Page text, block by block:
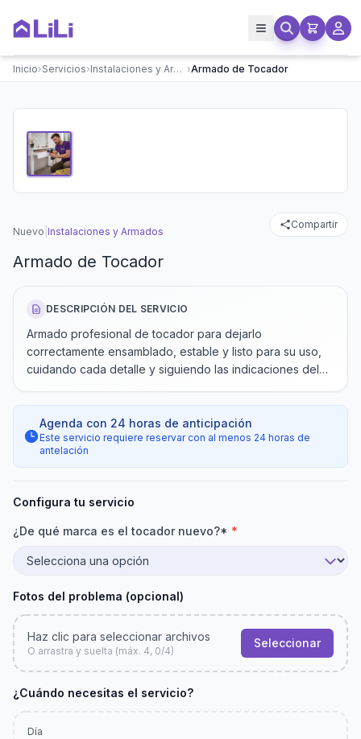
Inicio›Servicios› Instalaciones y Armados ›Armado de Tocador
Compartir
Nuevo Instalaciones y Armados
Armado de Tocador
DESCRIPCIÓN DEL SERVICIO
Armado profesional de tocador para dejarlo
correctamente ensamblado, estable y listo para su uso,
cuidando cada detalle y siguiendo las indicaciones del
Agenda con 24 horas de anticipación
Este servicio requiere reservar con al menos 24 horas de
antelación
Configura tu servicio
¿De qué marca es el tocador nuevo?* *
Fotos del problema (opcional)
Haz clic para seleccionar archivos
O arrastra y suelta (máx. 4, 0/4)
Seleccionar
¿Cuándo necesitas el servicio?
Día